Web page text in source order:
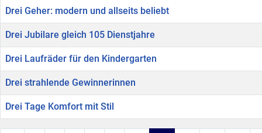
Drei Geher: modern und allseits beliebt
Drei Jubilare gleich 105 Dienstjahre
Drei Laufräder für den Kindergarten
Drei strahlende Gewinnerinnen
Drei Tage Komfort mit Stil